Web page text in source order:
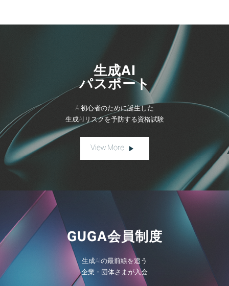
生成AI
パスポート
AI初心者のために誕生した
生成AIリスクを予防する資格試験
View More
GUGA会員制度
生成AIの最前線を追う
企業・団体さまが入会